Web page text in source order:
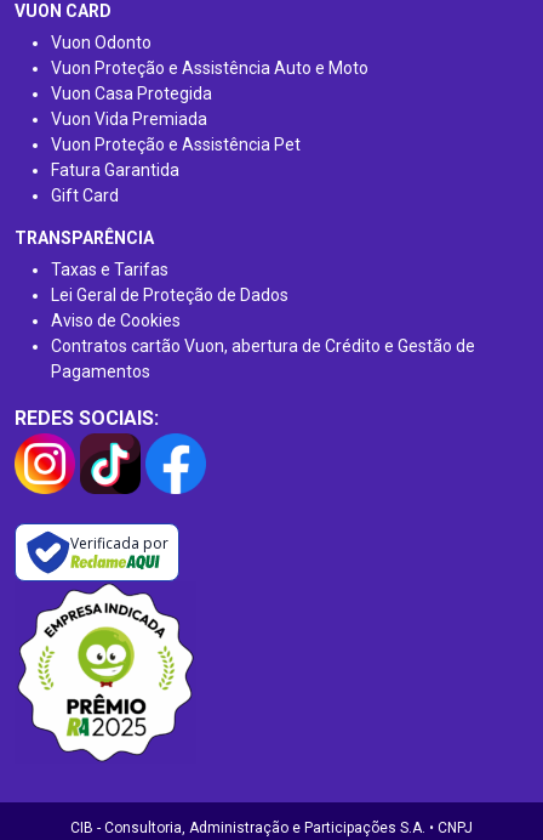
VUON CARD
Vuon Odonto
Vuon Proteção e Assistência Auto e Moto
Vuon Casa Protegida
Vuon Vida Premiada
Vuon Proteção e Assistência Pet
Fatura Garantida
Gift Card
TRANSPARÊNCIA
Taxas e Tarifas
Lei Geral de Proteção de Dados
Aviso de Cookies
Contratos cartão Vuon, abertura de Crédito e Gestão de
Pagamentos
REDES SOCIAIS:
Verificada por
CIB - Consultoria, Administração e Participações S.A. • CNPJ